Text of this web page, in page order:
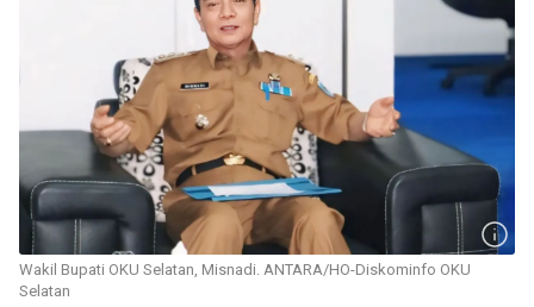
Wakil Bupati OKU Selatan, Misnadi. ANTARA/HO-Diskominfo OKU
Selatan